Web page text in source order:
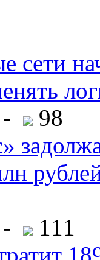
сети
98
111